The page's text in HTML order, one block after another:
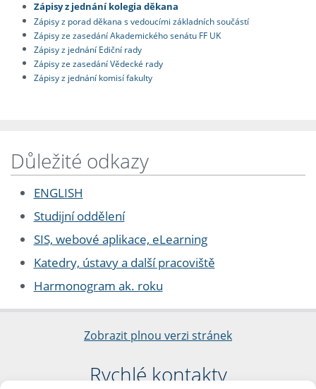
Zápisy z jednání kolegia děkana
Zápisy z porad děkana s vedoucími základních součástí
Zápisy ze zasedání Akademického senátu FF UK
Zápisy z jednání Ediční rady
Zápisy ze zasedání Vědecké rady
Zápisy z jednání komisí fakulty
Důležité odkazy
ENGLISH
Studijní oddělení
SIS, webové aplikace, eLearning
Katedry, ústavy a další pracoviště
Harmonogram ak. roku
Zobrazit plnou verzi stránek
Rychlé kontakty